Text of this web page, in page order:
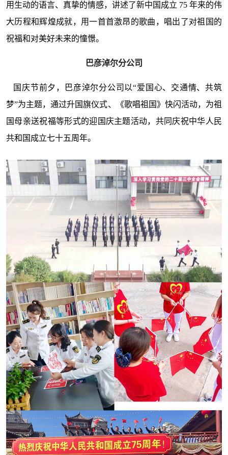
用生动的语言、真挚的情感，讲述了新中国成立 75 年来的伟
大历程和辉煌成就，用一首首激昂的歌曲，唱出了对祖国的
祝福和对美好未来的憧憬。
巴彦淖尔分公司
国庆节前夕，巴彦淖尔分公司以“爱国心、交通情、共筑
梦”为主题，通过升国旗仪式、《歌唱祖国》快闪活动，为祖
国母亲送祝福等形式的迎国庆主题活动，共同庆祝中华人民
共和国成立七十五周年。